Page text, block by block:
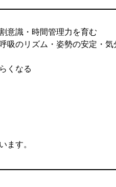
意識・時間管理力を育む
吸のリズム・姿勢の安定・
くなる
ます。